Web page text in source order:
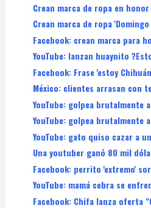
Crean marca de ropa en
Crean marca de ropa
Facebook: crean marca para
YouTube: lanzan huaynito
Facebook: Frase 'estoy
México: clientes arrasan con
YouTube: golpea brutalmente
YouTube: golpea brutalmente
YouTube: gato quiso cazar a
Una youtuber ganó 80 mil
Facebook: perrito 'extremo'
YouTube: mamá cebra se
Facebook: Chifa lanza oferta